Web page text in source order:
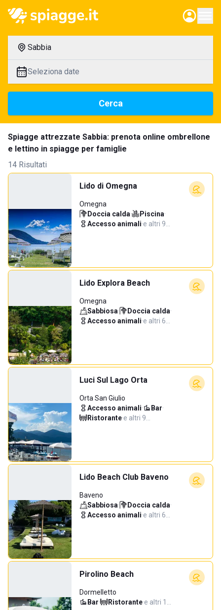
Sabbia
Seleziona date
Cerca
Spiagge attrezzate Sabbia: prenota online ombrellone
e lettino in spiagge per famiglie
14 Risultati
Lido di Omegna
Omegna
Doccia calda· Piscina·
Accesso animali·e altri 9…
Lido Explora Beach
Omegna
Sabbiosa· Doccia calda·
Accesso animali·e altri 6…
Luci Sul Lago Orta
Orta San Giulio
Accesso animali· Bar·
Ristorante·e altri 9…
Lido Beach Club Baveno
Baveno
Sabbiosa· Doccia calda·
Accesso animali·e altri 6…
Pirolino Beach
Dormelletto
Bar· Ristorante·e altri 1…